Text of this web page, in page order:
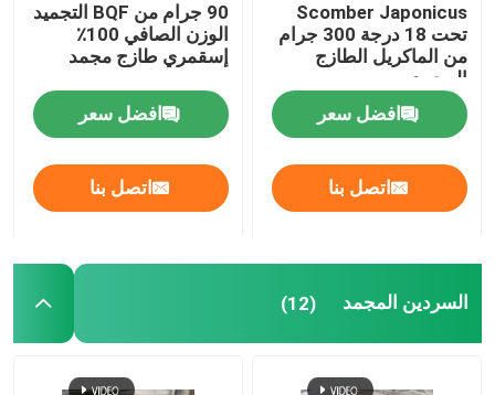
Scomber Japonicus
تحت 18 درجة 300 جرام
من الماكريل الطازج
المجمد
افضل سعر
اتصل بنا
90 جرام من BQF التجميد
الوزن الصافي 100٪
إسقمري طازج مجمد
افضل سعر
اتصل بنا
السردين المجمد (12)